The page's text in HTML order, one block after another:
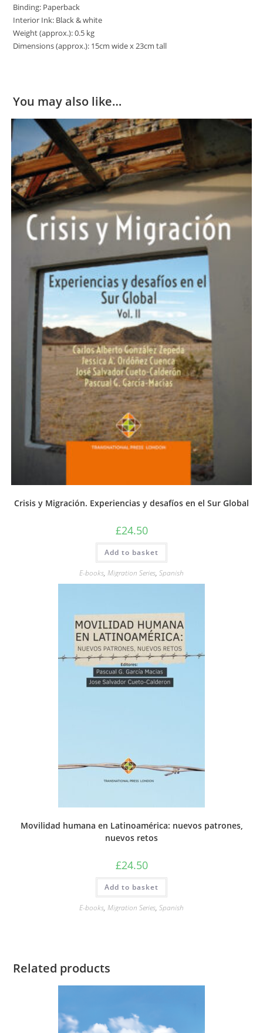
Binding: Paperback
Interior Ink: Black & white
Weight (approx.): 0.5 kg
Dimensions (approx.): 15cm wide x 23cm tall
You may also like…
Crisis y Migración. Experiencias y desafíos en el Sur Global
£24.50
Add to basket
E-books, Migration Series, Spanish
Movilidad humana en Latinoamérica: nuevos patrones,
nuevos retos
£24.50
Add to basket
E-books, Migration Series, Spanish
Related products